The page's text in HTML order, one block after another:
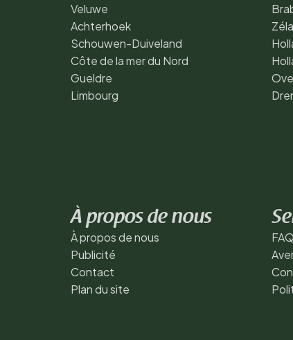
Veluwe
Achterhoek
Schouwen-Duiveland
Côte de la mer du Nord
Gueldre
Limbourg
À propos de nous
À propos de nous
Publicité
Contact
Plan du site
FAQ